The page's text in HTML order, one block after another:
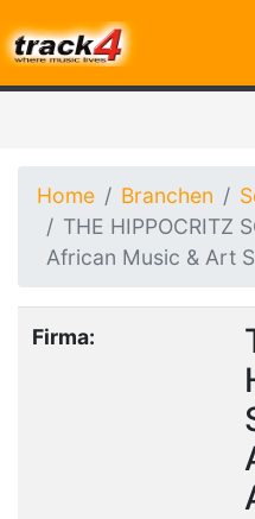
Home Branchen
THE HIPPOCRITZ
African Music & Art
Firma: